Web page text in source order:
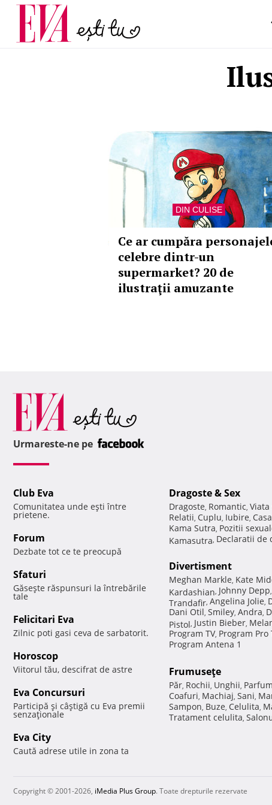
DIN CULISE
Ce ar cumpăra
celebre dintr-un
supermarket? 20 de
ilustraţii amuzante
Carieră
Actualitate
Urmareste-ne pe
Club Eva
Comunitatea unde eşti între
prietene.
Forum
Dezbate tot ce te preocupă
Sfaturi
Găseşte răspunsuri la întrebările
tale
Felicitari Eva
Zilnic poti gasi ceva de sarbatorit.
Horoscop
Viitorul tău, descifrat de astre
Eva Concursuri
Participă şi câştigă cu Eva premii
senzaţionale
Eva City
Caută adrese utile in zona ta
Dragoste & Sex
Dragoste, Romantic, Viata
Relatii, Cuplu, Iubire,
Kama Sutra, Pozitii
Kamasutra, Declaratii de
Divertisment
Meghan Markle, Kate
Kardashian, Johnny Depp,
Trandafir, Angelina Jolie,
Dani Otil, Smiley, Andra,
Pistol, Justin Bieber,
Program TV, Program Pro
Program Antena 1
Frumuseţe
Păr, Rochii, Unghii,
Coafuri, Machiaj, Sani,
Sampon, Buze, Celulita,
Tratament celulita,
Copyright © 2001-2026, iMedia Plus Group. Toate drepturile rezervate